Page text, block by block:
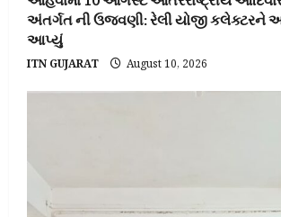
અંતર્ગત ની ઉજવણી: રેલી યોજી કલેક્ટરને
આપ્યું
ITN GUJARAT August 10, 2026